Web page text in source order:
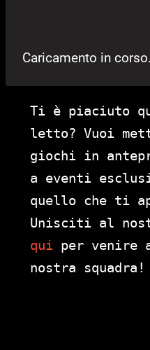
Caricamento in
Ti è piaciuto
letto? Vuoi
giochi in
a eventi
quello che ti
Unisciti al
qui per venire
nostra squadra!